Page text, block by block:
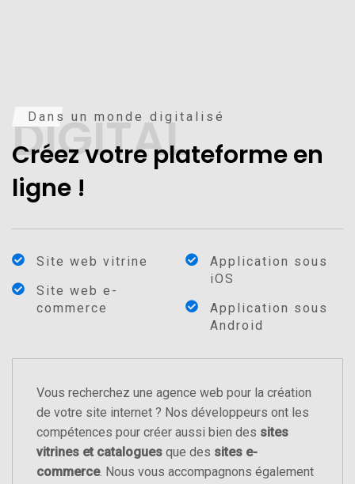
DIGITAL
Dans un monde digitalisé
Créez votre plateforme en
ligne !
Site web vitrine
Site web e-
commerce
Application sous
iOS
Application sous
Android
Vous recherchez une agence web pour la création
de votre site internet ? Nos développeurs ont les
compétences pour créer aussi bien des sites
vitrines et catalogues que des sites e-
commerce. Nous vous accompagnons également